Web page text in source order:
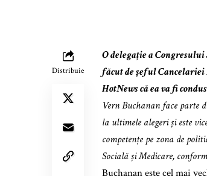
Distribuie
O delegație a
făcut de șeful
HotNews că ea va fi
Vern Buchanan face parte
la ultimele alegeri și este
competențe pe zona de
Socială și Medicare,
Buchanan este cel mai